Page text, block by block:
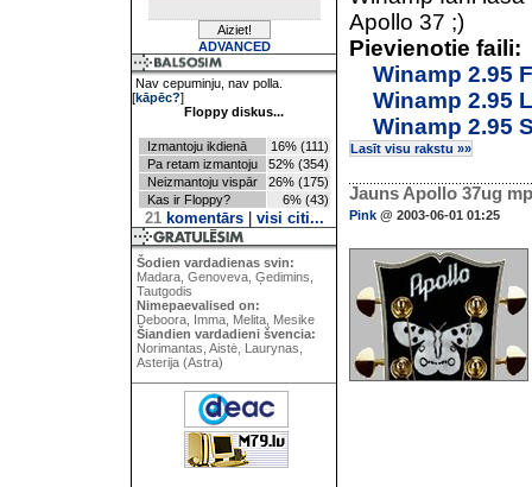
ADVANCED
Nav cepuminju, nav polla.
[kāpēc?]
Floppy diskus...
Izmantoju ikdienā
16% (111)
Pa retam izmantoju
52% (354)
Neizmantoju vispār
26% (175)
Kas ir Floppy?
6% (43)
21komentārs| visi citi...
Šodien vardadienas svin:
Madara, Genoveva, Ģedimins,
Tautgodis
Nimepaevalised on:
Deboora, Imma, Melita, Mesike
Šiandien vardadieni švencia:
Norimantas, Aistė, Laurynas,
Asterija (Astra)
Apollo 37 ;)
Pievienotie faili:
Winamp 2.95
Winamp 2.95
Winamp 2.95
Lasīt visu rakstu »»
Jauns Apollo 37ug
Pink @ 2003-06-01 01:25